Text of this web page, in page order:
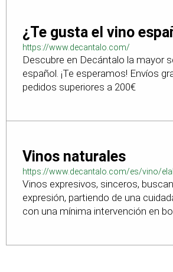
¿Te gusta el vino
https://www.decantalo.com/
Descubre en Decántalo la mayor
español. ¡Te esperamos! Envíos
pedidos superiores a 200€
Vinos naturales
https://www.decantalo.com/es/vino/
Vinos expresivos, sinceros,
expresión, partiendo de una
con una mínima intervención en